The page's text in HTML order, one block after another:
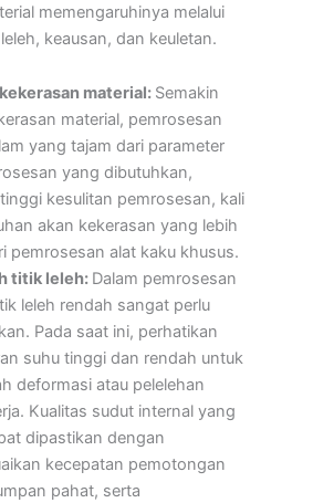
memengaruhinya melalui
keausan, dan keuletan.
material: Semakin
material, pemrosesan
yang tajam dari parameter
yang dibutuhkan,
kesulitan pemrosesan, kali
akan kekerasan yang lebih
pemrosesan alat kaku khusus.
titik leleh: Dalam pemrosesan
leleh rendah sangat perlu
Pada saat ini, perhatikan
suhu tinggi dan rendah untuk
deformasi atau pelelehan
Kualitas sudut internal yang
dipastikan dengan
kecepatan pemotongan
pahat, serta